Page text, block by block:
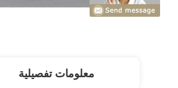
معلومات تفصيلية